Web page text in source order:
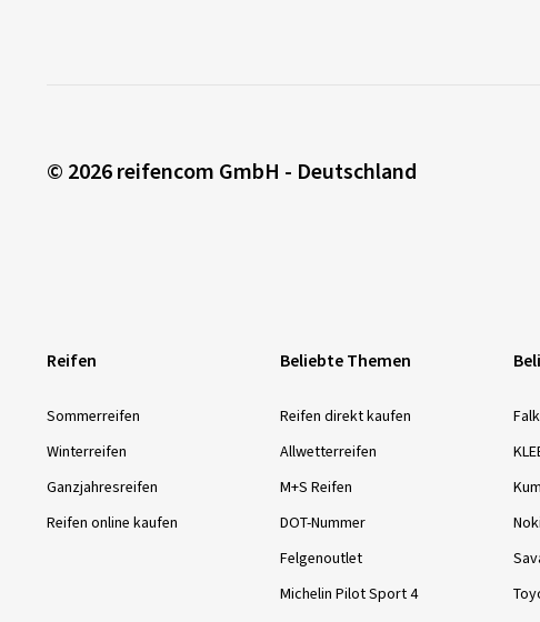
© 2026 reifencom GmbH - Deutschland
Reifen
Sommer­reifen
Winter­reifen
Ganzjahres­reifen
Reifen online kaufen
Beliebte Themen
Reifen direkt kaufen
Allwetterreifen
M+S Reifen
DOT-Nummer
Felgenoutlet
Michelin Pilot Sport 4